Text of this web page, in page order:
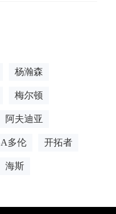
杨瀚森
梅尔顿
阿夫迪亚
多伦 开拓者
海斯